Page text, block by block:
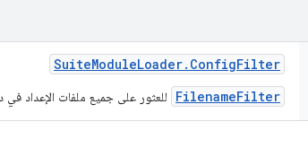
SuiteModuleLoader. ConfigFilter
FilenameFilter
للعثور على جميع ملفات الإعداد في